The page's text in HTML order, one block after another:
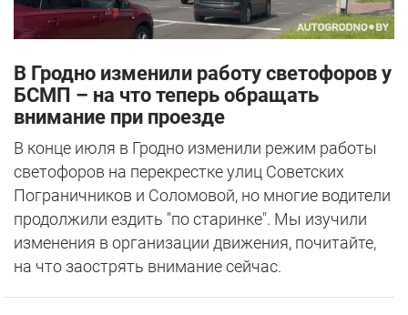
В Гродно изменили работу светофоров у
БСМП – на что теперь обращать
внимание при проезде
В конце июля в Гродно изменили режим работы
светофоров на перекрестке улиц Советских
Пограничников и Соломовой, но многие водители
продолжили ездить "по старинке". Мы изучили
изменения в организации движения, почитайте,
на что заострять внимание сейчас.